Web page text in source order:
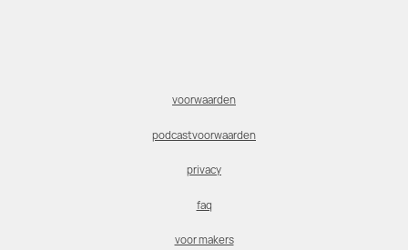
voorwaarden
podcastvoorwaarden
privacy
faq
voor makers